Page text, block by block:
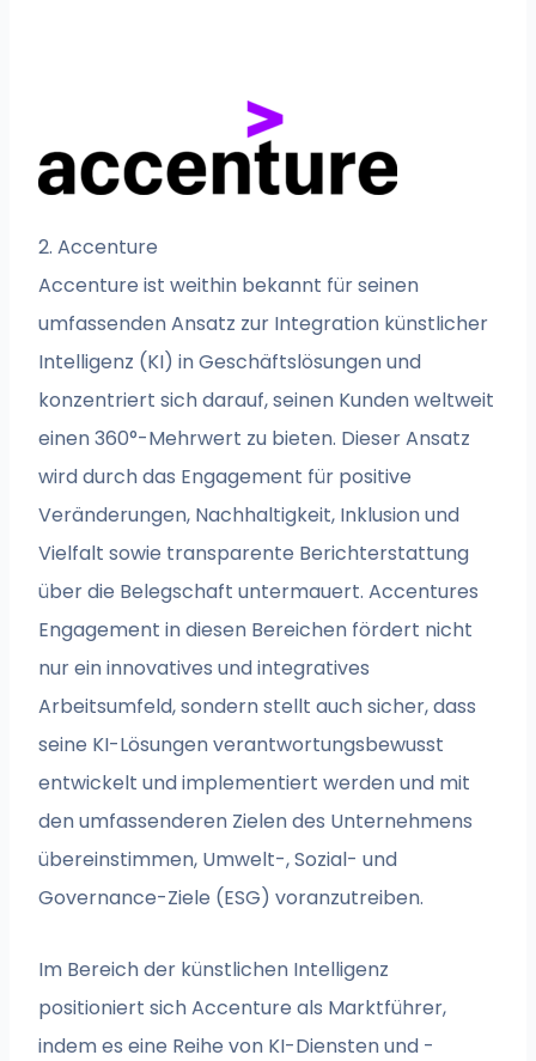
2. Accenture
Accenture ist weithin bekannt für seinen
umfassenden Ansatz zur Integration künstlicher
Intelligenz (KI) in Geschäftslösungen und
konzentriert sich darauf, seinen Kunden weltweit
einen 360°-Mehrwert zu bieten. Dieser Ansatz
wird durch das Engagement für positive
Veränderungen, Nachhaltigkeit, Inklusion und
Vielfalt sowie transparente Berichterstattung
über die Belegschaft untermauert. Accentures
Engagement in diesen Bereichen fördert nicht
nur ein innovatives und integratives
Arbeitsumfeld, sondern stellt auch sicher, dass
seine KI-Lösungen verantwortungsbewusst
entwickelt und implementiert werden und mit
den umfassenderen Zielen des Unternehmens
übereinstimmen, Umwelt-, Sozial- und
Governance-Ziele (ESG) voranzutreiben.
Im Bereich der künstlichen Intelligenz
positioniert sich Accenture als Marktführer,
indem es eine Reihe von KI-Diensten und -